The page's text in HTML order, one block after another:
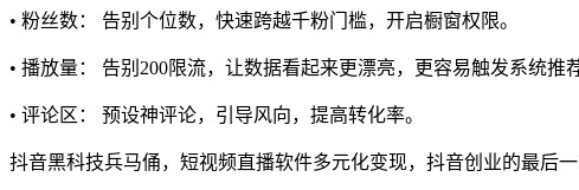
• 粉丝数： 告别个位数，快速跨越千粉门槛，开启橱窗权限。
• 播放量： 告别200限流，让数据看起来更漂亮，更容易触发系统推
• 评论区： 预设神评论，引导风向，提高转化率。
抖音黑科技兵马俑，短视频直播软件多元化变现，抖音创业的最后一